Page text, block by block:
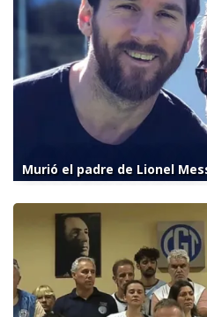
Murió el padre de Lionel